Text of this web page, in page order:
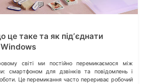
💬
це таке та як підʼєднати
світі ми постійно перемикаємося між
смартфоном для дзвінків та повідомлень і
Це перемикання часто перериває робочий